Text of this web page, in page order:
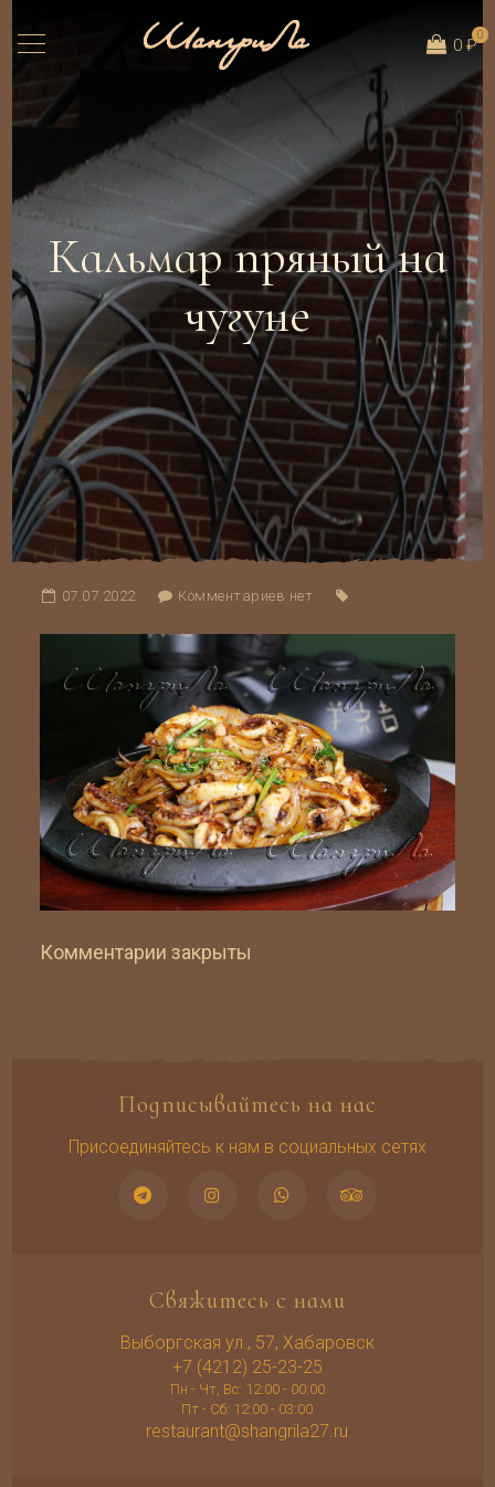
0
0 ₽
Кальмар пряный на
чугуне
07.07.2022 Комментариев нет
Комментарии закрыты
Подписывайтесь на нас
Присоединяйтесь к нам в социальных сетях
Свяжитесь с нами
Выборгская ул., 57, Хабаровск
+7 (4212) 25-23-25
Пн - Чт, Вс: 12:00 - 00:00
Пт - Сб: 12:00 - 03:00
restaurant@shangrila27.ru